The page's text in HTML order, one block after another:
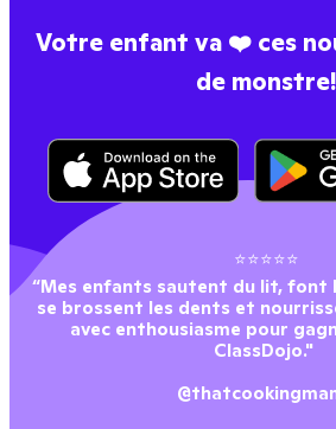
Votre enfant va ❤️ ces
de monstre!
⭐⭐⭐⭐⭐
“Mes enfants sautent du lit, font
se brossent les dents et
avec enthousiasme pour
ClassDojo."